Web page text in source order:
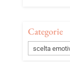
Categorie
Categorie